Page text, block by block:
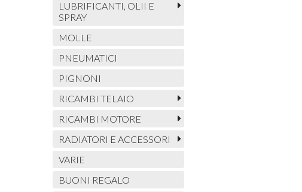
LUBRIFICANTI, OLII E
SPRAY
MOLLE
PNEUMATICI
PIGNONI
RICAMBI TELAIO
RICAMBI MOTORE
RADIATORI E ACCESSORI
VARIE
BUONI REGALO